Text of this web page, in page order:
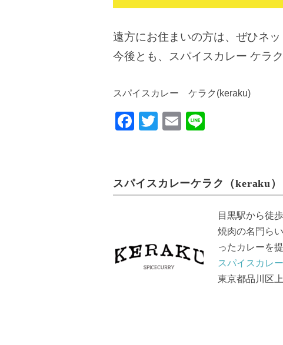
遠方にお住まいの方は、ぜひネ
今後とも、スパイスカレー ケラ
スパイスカレー ケラク(keraku)
F
e
b
k
T
er
E
スパイスカレーケラク（keraku）
目黒駅から徒
焼肉の名門ら
ったカレーを
スパイスカレ
東京都品川区